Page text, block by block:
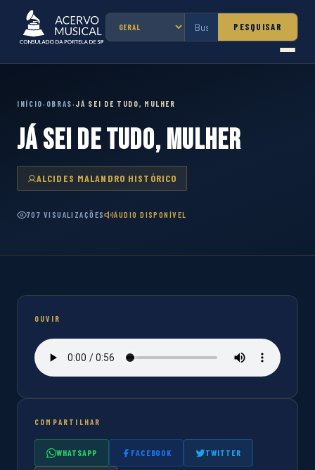
PESQUISAR
INÍCIO› OBRAS›JÁ SEI DE TUDO, MULHER
JÁ SEI DE TUDO, MULHER
ALCIDES MALANDRO HISTÓRICO
707 VISUALIZAÇÕES ÁUDIO DISPONÍVEL
OUVIR
COMPARTILHAR
WHATSAPP FACEBOOK TWITTER